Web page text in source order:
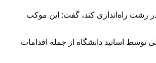
رشت راه‌اندازی کند، گفت: این موکب
برگزاری نشست‌ها با حضور سخنرانان ملی و منطقه‌ای، جنگ رسانه‌ای و انتشار بیش از ۴۰ یادداشت تحلیلی توسط اساتید دانشگاه از جمله اقدامات